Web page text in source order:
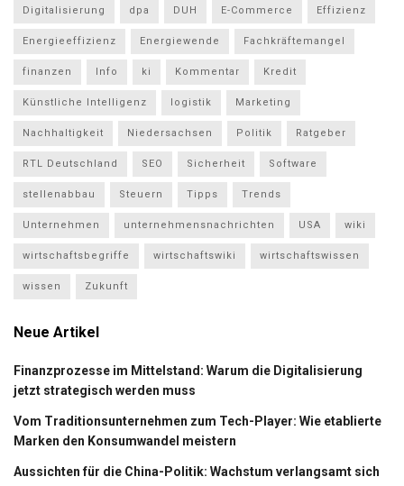
Digitalisierung dpa DUH E-Commerce Effizienz
Energieeffizienz Energiewende Fachkräftemangel
finanzen Info ki Kommentar Kredit
Künstliche Intelligenz logistik Marketing
Nachhaltigkeit Niedersachsen Politik Ratgeber
RTL Deutschland SEO Sicherheit Software
stellenabbau Steuern Tipps Trends
Unternehmen unternehmensnachrichten USA wiki
wirtschaftsbegriffe wirtschaftswiki wirtschaftswissen
wissen Zukunft
Neue Artikel
Finanzprozesse im Mittelstand: Warum die Digitalisierung
jetzt strategisch werden muss
Vom Traditionsunternehmen zum Tech-Player: Wie etablierte
Marken den Konsumwandel meistern
Aussichten für die China-Politik: Wachstum verlangsamt sich